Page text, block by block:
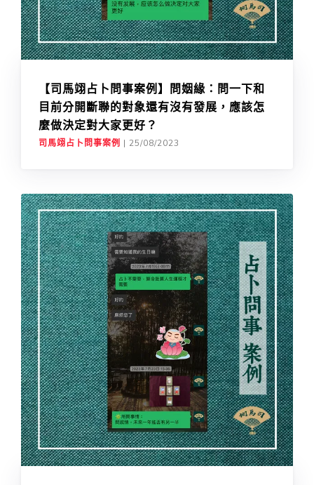
【司馬翊占卜問事案例】問姻緣：問一下和
目前分開斷聯的對象還有沒有發展，應該怎
麼做決定對大家更好？
司馬翊占卜問事案例 | 25/08/2023